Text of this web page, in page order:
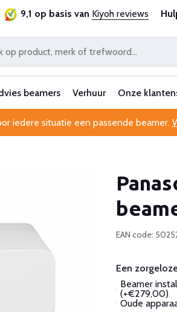
en ervaren Professionele
9,1 op basis van Kiyoh reviews
beamers Verhuur Onze
iedere situatie een passende beamer.
EAN code:
Een
Beamer
(+€279,00)
Oude